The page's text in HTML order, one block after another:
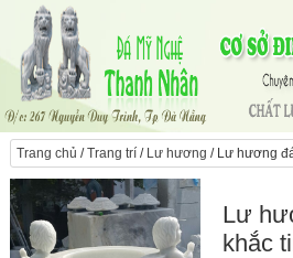
Trang chủ /Trang trí/ Lư hương / Lư hương
Lư
khắc